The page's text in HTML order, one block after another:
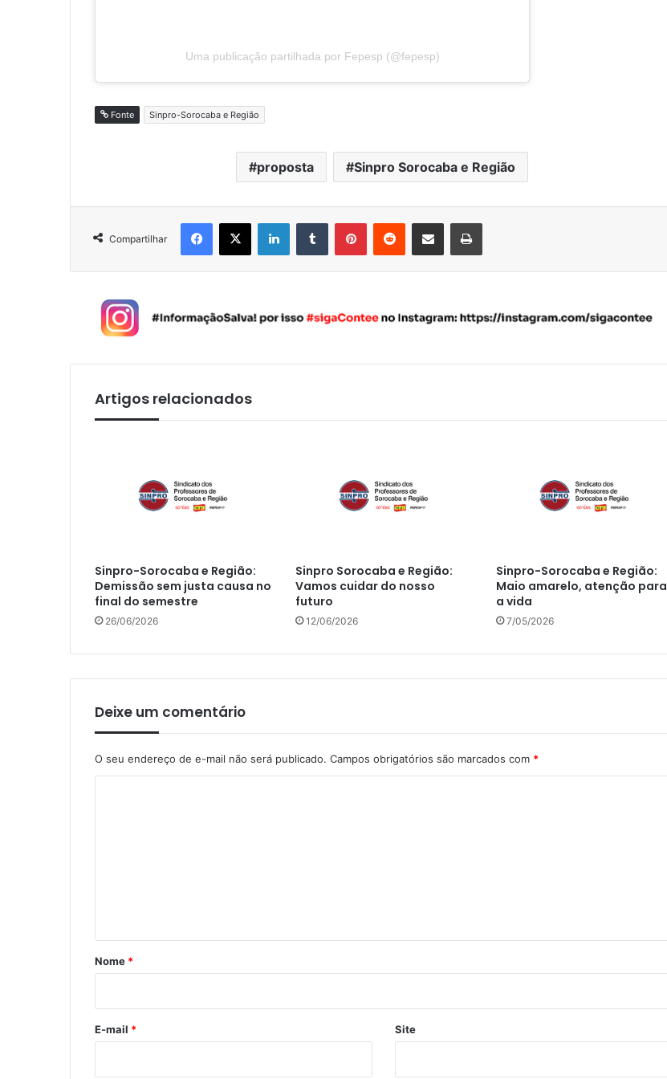
Uma publicação partilhada por Fepesp (@fepesp)
Fonte Sinpro-Sorocaba e Região
proposta Sinpro Sorocaba e Região
Compartilhar
Artigos relacionados
Sinpro-Sorocaba e Região:
Demissão sem justa causa no
final do semestre
26/06/2026
Sinpro Sorocaba e Região:
Vamos cuidar do nosso
futuro
12/06/2026
Sinpro-Sorocaba e Região:
Maio amarelo, atenção para
a vida
7/05/2026
Deixe um comentário
O seu endereço de e-mail não será publicado. Campos obrigatórios são marcados com *
r
*
Nome *
E-mail * Site